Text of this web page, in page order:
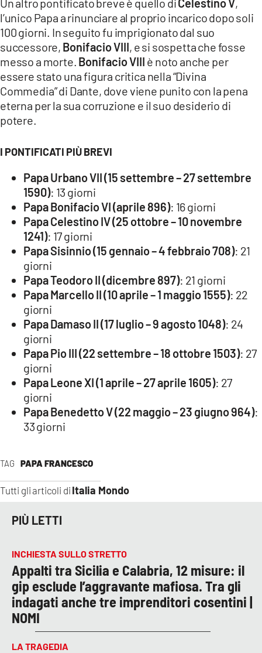
TAG PAPA FRANCESCO
Tutti gli articoli di Italia Mondo
l’unico Papa a rinunciare al proprio incarico dopo soli
100 giorni. In seguito fu imprigionato dal suo
successore, Bonifacio VIII, e si sospetta che fosse
messo a morte. Bonifacio VIII è noto anche per
essere stato una figura critica nella “Divina
Commedia” di Dante, dove viene punito con la pena
eterna per la sua corruzione e il suo desiderio di
potere.
I PONTIFICATI PIÙ BREVI
Papa Urbano VII (15 settembre – 27 settembre
1590): 13 giorni
Papa Bonifacio VI (aprile 896): 16 giorni
Papa Celestino IV (25 ottobre – 10 novembre
1241): 17 giorni
Papa Sisinnio (15 gennaio – 4 febbraio 708): 21
giorni
Papa Teodoro II (dicembre 897): 21 giorni
Papa Marcello II (10 aprile – 1 maggio 1555): 22
giorni
Papa Damaso II (17 luglio – 9 agosto 1048): 24
giorni
Papa Pio III (22 settembre – 18 ottobre 1503): 27
giorni
Papa Leone XI (1 aprile – 27 aprile 1605): 27
giorni
Papa Benedetto V (22 maggio – 23 giugno 964):
33 giorni
PIÙ LETTI
INCHIESTA SULLO STRETTO
Appalti tra Sicilia e Calabria, 12 misure: il
gip esclude l’aggravante mafiosa. Tra gli
indagati anche tre imprenditori cosentini |
NOMI
LA TRAGEDIA